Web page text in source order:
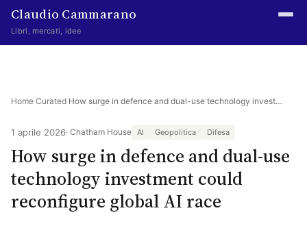
Claudio Cammarano
Libri, mercati, idee
Learning log
Irene Media
Episteme Advisory
Home·Curated· How surge in defence and dual-use technology investment could reconfigure global AI race
1 aprile 2026· Chatham House AI Geopolitica Difesa
How surge in defence and dual-use
technology investment could
reconfigure global AI race